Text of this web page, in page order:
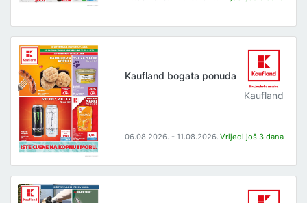
Kaufland bogata ponuda
Kaufland
06.08.2026. - 11.08.2026. Vrijedi još 3 dana